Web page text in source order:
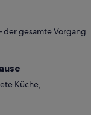
der gesamte Vorgang
Küche,